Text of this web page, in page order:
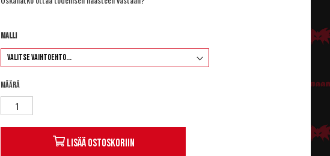
Malli
Määrä
Lisää ostoskoriin